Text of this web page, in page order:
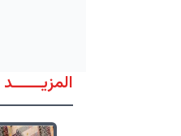
المزيــــــد